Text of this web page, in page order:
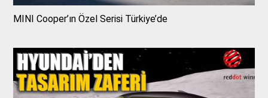
MINI Cooper’ın Özel Serisi Türkiye’de